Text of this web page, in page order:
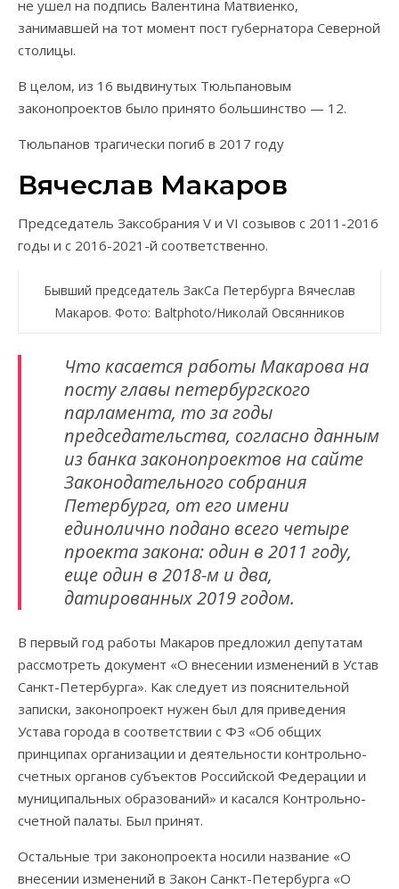
не ушел на подпись Валентина Матвиенко,
занимавшей на тот момент пост губернатора Северной
столицы.
В целом, из 16 выдвинутых Тюльпановым
законопроектов было принято большинство — 12.
Тюльпанов трагически погиб в 2017 году
Вячеслав Макаров
Председатель Заксобрания V и VI созывов с 2011-2016
годы и с 2016-2021-й соответственно.
Бывший председатель ЗакСа Петербурга Вячеслав
Макаров. Фото: Baltphoto/Николай Овсянников
Что касается работы Макарова на
посту главы петербургского
парламента, то за годы
председательства, согласно данным
из банка законопроектов на сайте
Законодательного собрания
Петербурга, от его имени
единолично подано всего четыре
проекта закона: один в 2011 году,
еще один в 2018-м и два,
датированных 2019 годом.
В первый год работы Макаров предложил депутатам
рассмотреть документ «О внесении изменений в Устав
Санкт-Петербурга». Как следует из пояснительной
записки, законопроект нужен был для приведения
Устава города в соответствии с ФЗ «Об общих
принципах организации и деятельности контрольно-
счетных органов субъектов Российской Федерации и
муниципальных образований» и касался Контрольно-
счетной палаты. Был принят.
Остальные три законопроекта носили название «О
внесении изменений в Закон Санкт-Петербурга «О